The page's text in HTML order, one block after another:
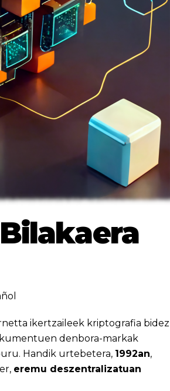
ikertzaileek kriptografia bidez
denbora-markak
Handik urtebetera, 1992an,
eremu deszentralizatuan